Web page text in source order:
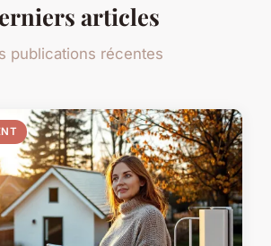
articles
publications récentes